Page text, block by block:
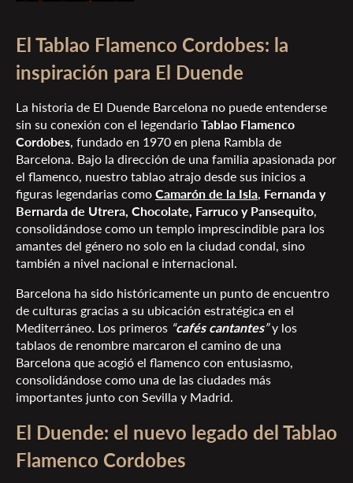
El Tablao Flamenco Cordobes: la
inspiración para El Duende
La historia de El Duende Barcelona no puede entenderse
sin su conexión con el legendarioTablao Flamenco
Cordobes, fundado en 1970 en plena Rambla de
Barcelona. Bajo la dirección de una familia apasionada por
el flamenco, nuestro tablao atrajo desde sus inicios a
figuras legendarias comoCamarón de la Isla, Fernanda y
Bernarda de Utrera, Chocolate, Farruco y Pansequito,
consolidándose como un templo imprescindible para los
amantes del género no solo en la ciudad condal, sino
también a nivel nacional e internacional.
Barcelona ha sido históricamente un punto de encuentro
de culturas gracias a su ubicación estratégica en el
Mediterráneo. Los primeros “cafés cantantes”y los
tablaos de renombre marcaron el camino de una
Barcelona que acogió el flamenco con entusiasmo,
consolidándose como una de las ciudades más
importantes junto con Sevilla y Madrid.
El Duende: el nuevo legado del Tablao
Flamenco Cordobes